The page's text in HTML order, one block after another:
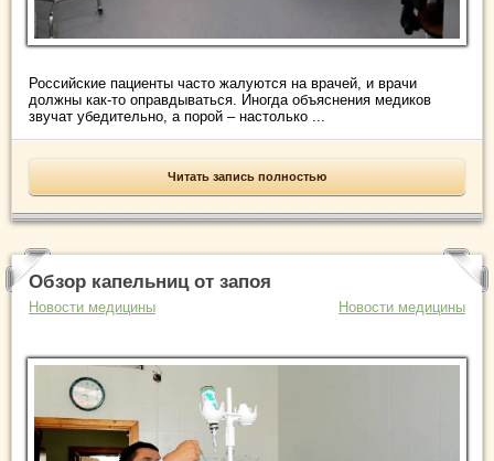
Российские пациенты часто жалуются на врачей, и врачи
должны как-то оправдываться. Иногда объяснения медиков
звучат убедительно, а порой – настолько ...
Читать запись полностью
Обзор капельниц от запоя
Новости медицины Новости медицины